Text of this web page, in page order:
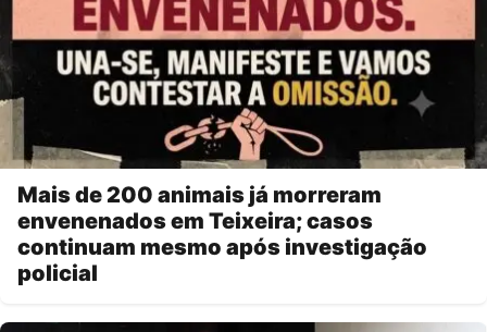
Mais de 200 animais já morreram
envenenados em Teixeira; casos
continuam mesmo após investigação
policial